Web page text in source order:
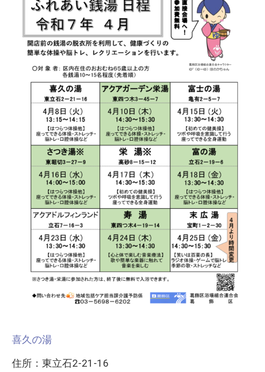
喜久の湯
住所：東立石2-21-16